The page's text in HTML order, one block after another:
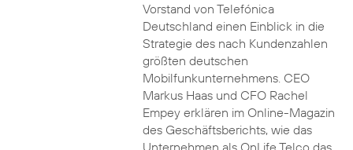
Vorstand von Telefónica
Deutschland einen Einblick in die
Strategie des nach Kundenzahlen
größten deutschen
Mobilfunkunternehmens. CEO
Markus Haas und CFO Rachel
Empey erklären im Online-Magazin
des Geschäftsberichts, wie das
Unternehmen als OnLife Telco das